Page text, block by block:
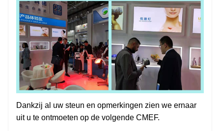
Dankzij al uw steun en opmerkingen zien we ernaar
uit u te ontmoeten op de volgende CMEF.